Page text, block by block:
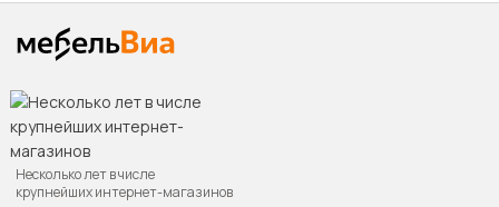
Несколько лет в числе
крупнейших интернет-магазинов